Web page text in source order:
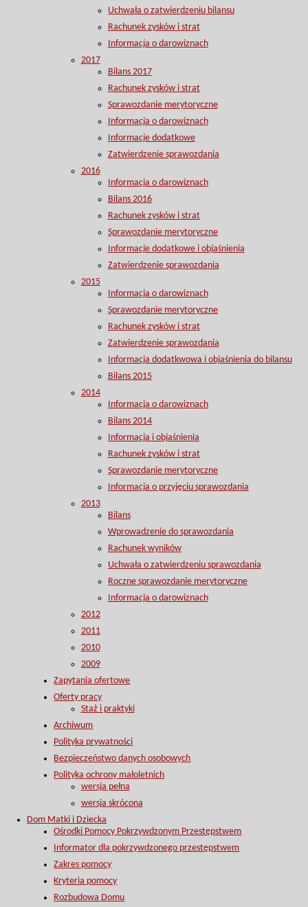
Uchwała o zatwierdzeniu bilansu
Rachunek zysków i strat
Informacja o darowiznach
2017
Bilans 2017
Rachunek zysków i strat
Sprawozdanie merytoryczne
Informacja o darowiznach
Informacje dodatkowe
Zatwierdzenie sprawozdania
2016
Informacja o darowiznach
Bilans 2016
Rachunek zysków i strat
Sprawozdanie merytoryczne
Informacje dodatkowe i objaśnienia
Zatwierdzenie sprawozdania
2015
Informacja o darowiznach
Sprawozdanie merytoryczne
Rachunek zysków i strat
Zatwierdzenie sprawozdania
Informacja dodatkwowa i objaśnienia do bilansu
Bilans 2015
2014
Informacja o darowiznach
Bilans 2014
Informacja i objaśnienia
Rachunek zysków i strat
Sprawozdanie merytoryczne
Informacja o przyjęciu sprawozdania
2013
Bilans
Wprowadzenie do sprawozdania
Rachunek wyników
Uchwała o zatwierdzeniu sprawozdania
Roczne sprawozdanie merytoryczne
Informacja o darowiznach
2012
2011
2010
2009
Zapytania ofertowe
Oferty pracy
Staż i praktyki
Archiwum
Polityka prywatności
Bezpieczeństwo danych osobowych
Polityka ochrony małoletnich
wersja pełna
wersja skrócona
Dom Matki i Dziecka
Ośrodki Pomocy Pokrzywdzonym Przestępstwem
Informator dla pokrzywdzonego przestępstwem
Zakres pomocy
Kryteria pomocy
Rozbudowa Domu